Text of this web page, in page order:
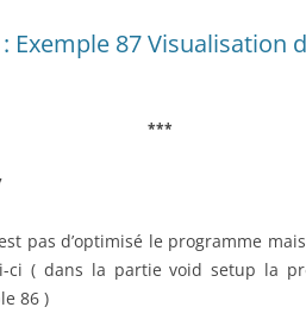
Exemple 87 Visualisation
***
pas d’optimisé le programme
ci ( dans la partie void setup la
86 )